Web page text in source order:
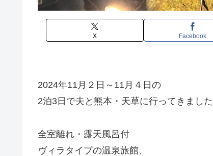
X Facebook
2024年11月２日～11月４日の
2泊3日で夫と熊本・天草に行ってきました
全室離れ・露天風呂付
ヴィラタイプの温泉旅館、